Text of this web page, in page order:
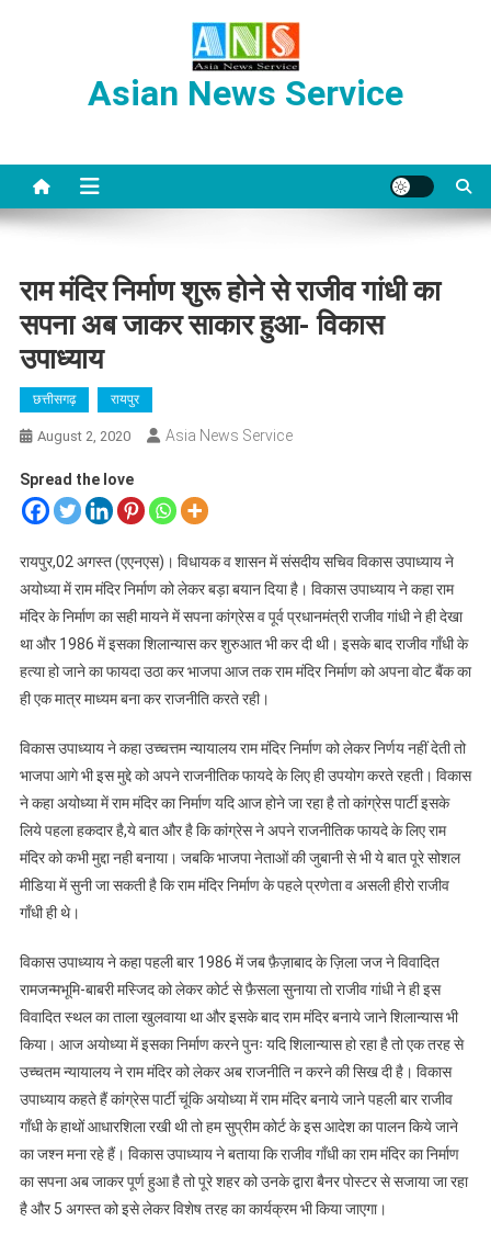
Asian News Service
राम मंदिर निर्माण शुरू होने से राजीव गांधी का
सपना अब जाकर साकार हुआ- विकास
उपाध्याय
छत्तीसगढ़ रायपुर
August 2, 2020 Asia News Service
Spread the love
रायपुर,02 अगस्त (एएनएस)। विधायक व शासन में संसदीय सचिव विकास उपाध्याय ने
अयोध्या में राम मंदिर निर्माण को लेकर बड़ा बयान दिया है। विकास उपाध्याय ने कहा राम
मंदिर के निर्माण का सही मायने में सपना कांग्रेस व पूर्व प्रधानमंत्री राजीव गांधी ने ही देखा
था और 1986 में इसका शिलान्यास कर शुरुआत भी कर दी थी। इसके बाद राजीव गाँधी के
हत्या हो जाने का फायदा उठा कर भाजपा आज तक राम मंदिर निर्माण को अपना वोट बैंक का
ही एक मात्र माध्यम बना कर राजनीति करते रही।
विकास उपाध्याय ने कहा उच्चत्तम न्यायालय राम मंदिर निर्माण को लेकर निर्णय नहीं देती तो
भाजपा आगे भी इस मुद्दे को अपने राजनीतिक फायदे के लिए ही उपयोग करते रहती। विकास
ने कहा अयोध्या में राम मंदिर का निर्माण यदि आज होने जा रहा है तो कांग्रेस पार्टी इसके
लिये पहला हकदार है,ये बात और है कि कांग्रेस ने अपने राजनीतिक फायदे के लिए राम
मंदिर को कभी मुद्दा नही बनाया। जबकि भाजपा नेताओं की जुबानी से भी ये बात पूरे सोशल
मीडिया में सुनी जा सकती है कि राम मंदिर निर्माण के पहले प्रणेता व असली हीरो राजीव
गाँधी ही थे।
विकास उपाध्याय ने कहा पहली बार 1986 में जब फ़ैज़ाबाद के ज़िला जज ने विवादित
रामजन्मभूमि-बाबरी मस्जिद को लेकर कोर्ट से फ़ैसला सुनाया तो राजीव गांधी ने ही इस
विवादित स्थल का ताला खुलवाया था और इसके बाद राम मंदिर बनाये जाने शिलान्यास भी
किया। आज अयोध्या में इसका निर्माण करने पुनः यदि शिलान्यास हो रहा है तो एक तरह से
उच्चतम न्यायालय ने राम मंदिर को लेकर अब राजनीति न करने की सिख दी है। विकास
उपाध्याय कहते हैं कांग्रेस पार्टी चूंकि अयोध्या में राम मंदिर बनाये जाने पहली बार राजीव
गाँधी के हाथों आधारशिला रखी थी तो हम सुप्रीम कोर्ट के इस आदेश का पालन किये जाने
का जश्न मना रहे हैं। विकास उपाध्याय ने बताया कि राजीव गाँधी का राम मंदिर का निर्माण
का सपना अब जाकर पूर्ण हुआ है तो पूरे शहर को उनके द्वारा बैनर पोस्टर से सजाया जा रहा
है और 5 अगस्त को इसे लेकर विशेष तरह का कार्यक्रम भी किया जाएगा।